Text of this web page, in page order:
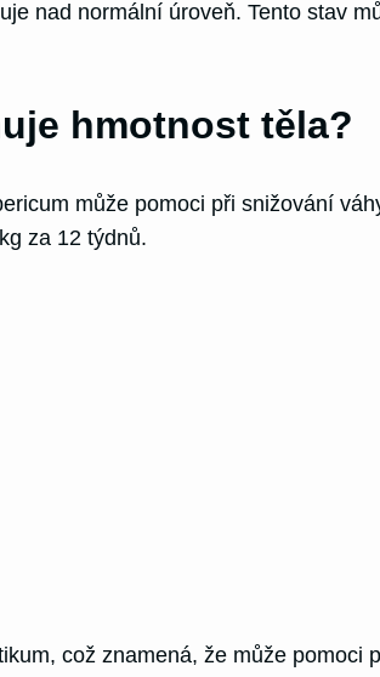
nad normální úroveň. Tento stav
hmotnost těla?
může pomoci při snižování
za 12 týdnů.
což znamená, že může